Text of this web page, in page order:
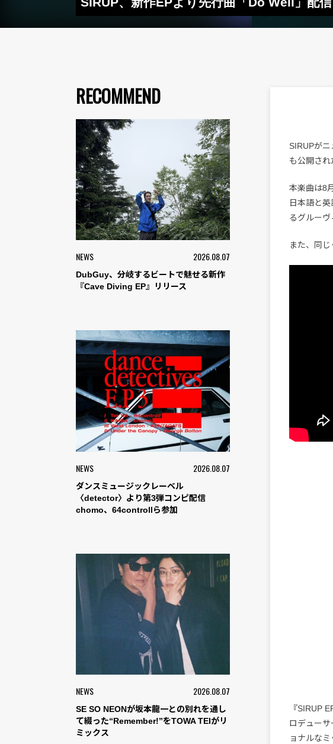
RECOMMEND
NEWS 2026.08.07
DubGuy、分岐するビートで魅せる新作
『Cave Diving EP』リリース
NEWS 2026.08.07
ダンスミュージックレーベル
〈detector〉より第3弾コンピ配信
chomo、64controllら参加
NEWS 2026.08.07
SE SO NEONが坂本龍一との別れを通し
て綴った“Remember!”をTOWA TEIがリ
ミックス
SIRUPが
も公開され
本楽曲は8
日本語と
るグルーヴ
また、同
『SIRUP
ロデュー
ョナルな